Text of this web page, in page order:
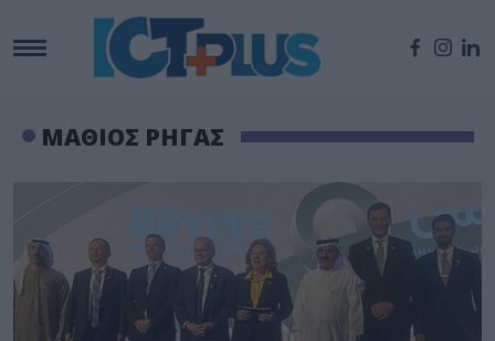
ΜΑΘΙΟΣ ΡΗΓΑΣ